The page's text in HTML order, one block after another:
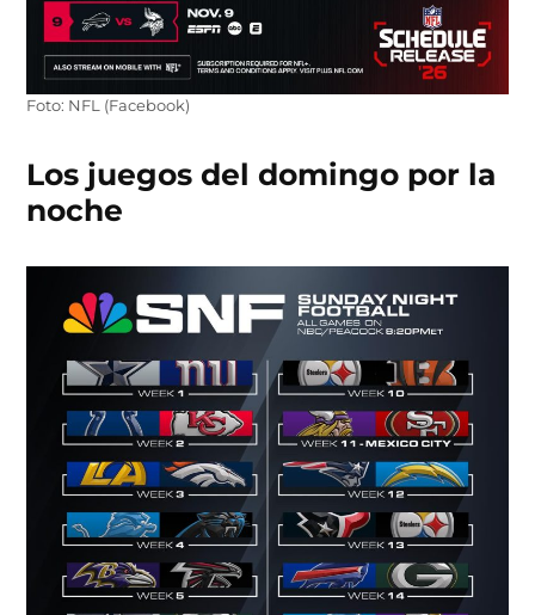
Foto: NFL (Facebook)
Los juegos del domingo por la
noche